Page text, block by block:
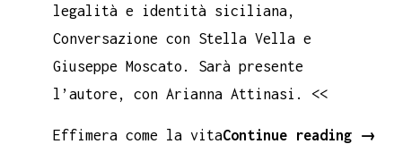
legalità e identità siciliana,
Conversazione con Stella Vella e
Giuseppe Moscato. Sarà presente
l’autore, con Arianna Attinasi. <<
Effimera come la vitaContinue reading →